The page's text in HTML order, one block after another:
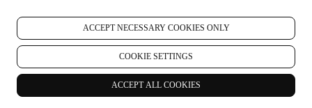
ACCEPT NECESSARY COOKIES ONLY
COOKIE SETTINGS
ACCEPT ALL COOKIES
worden georganiseerd door Le Creuset of speciale
aanbiedingen die u misschien leuk vindt. Deze communicatie
kan voor u worden geselecteerd of op maat worden gemaakt
op basis van de gegevens die we over u hebben, zoals uw
locatie of uw aankoopgeschiedenis of uw voorkeuren voor
onze producten. Wij zullen uw gegevens gebruiken om uw